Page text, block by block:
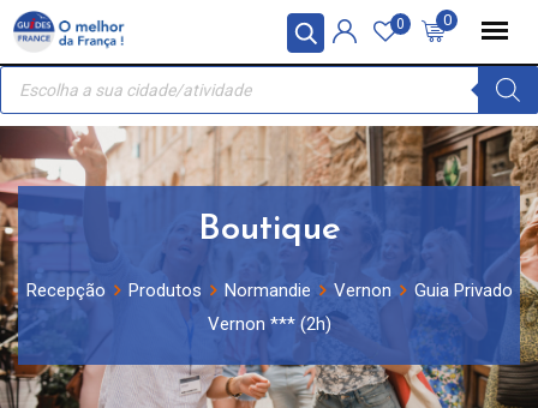
Painel de Gerenciamento de Cookies
Skip
content
0
0
Recherche
produits
Boutique
Recepção Produtos Normandie Vernon
Guia Privado
Vernon *** (2h)